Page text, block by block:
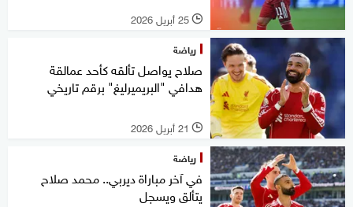
l 25 أبريل 2026
رياضة
صلاح يواصل تألقه كأحد عمالقة
هدافي "البريميرليغ" برقم تاريخي
l 21 أبريل 2026
رياضة
في آخر مباراة ديربي.. محمد صلاح
يتألق ويسجل